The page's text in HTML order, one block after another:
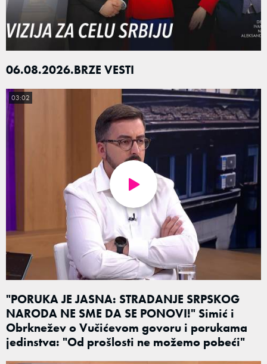
06.08.2026.BRZE VESTI
"PORUKA JE JASNA: STRADANJE SRPSKOG
NARODA NE SME DA SE PONOVI!" Simić i
Obrknežev o Vučićevom govoru i porukama
jedinstva: "Od prošlosti ne možemo pobeći"
03:02